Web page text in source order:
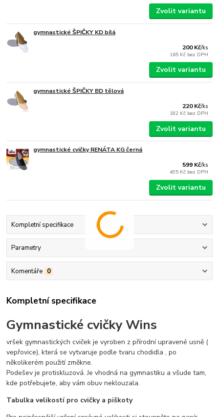
Zvolit variantu
gymnastické ŠPIČKY KD bílá
200 Kč/ks
165 Kč bez DPH
Zvolit variantu
gymnastické ŠPIČKY BD tělová
220 Kč/ks
182 Kč bez DPH
Zvolit variantu
gymnastické cvičky RENÁTA KG černá
599 Kč/ks
495 Kč bez DPH
Zvolit variantu
Kompletní specifikace
Parametry
Komentáře 0
Kompletní specifikace
Gymnastické cvičky Wins
vršek gymnastických cviček je vyroben z přírodní upravené usně (
vepřovice), která se vytvaruje podle tvaru chodidla , po
několikerém použití změkne.
Podešev je protiskluzová. Je vhodná na gymnastiku a všude tam,
kde potřebujete, aby vám obuv neklouzala.
Tabulka velikostí pro cvičky a piškoty